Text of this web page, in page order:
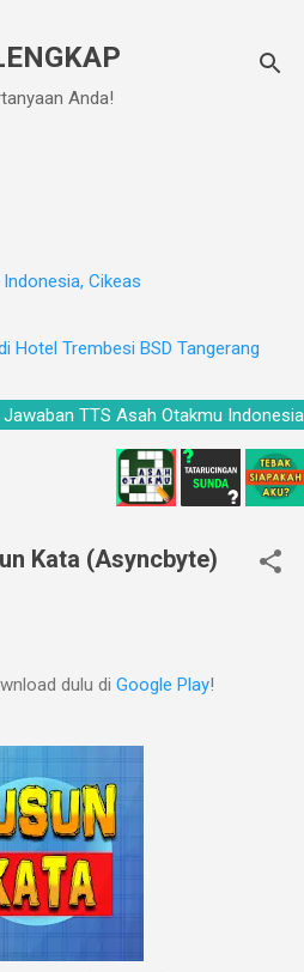
Anda!
Cikeas
Hotel Trembesi BSD Tangerang
Jawaban TTS Asah Otakmu
Kata (Asyncbyte)
dulu di Google Play!